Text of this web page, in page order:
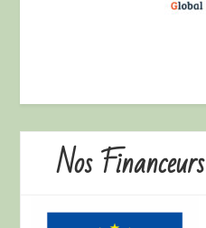
Nos Financeurs